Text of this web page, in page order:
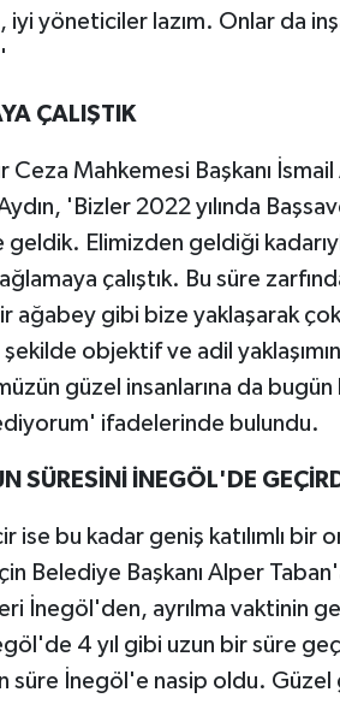
iyi yöneticiler lazım. Onlar da
ÇALIŞTIK
Ceza Mahkemesi Başkanı
'Bizler 2022 yılında
Elimizden geldiği
çalıştık. Bu süre
ağabey gibi bize yaklaşarak
şekilde objektif ve adil
güzel insanlarına da
ifadelerinde bulundu.
SÜRESİNİ İNEGÖL'DE
ise bu kadar geniş katılımlı bir
Belediye Başkanı Alper
İnegöl'den, ayrılma vaktinin
4 yıl gibi uzun bir süre
süre İnegöl'e nasip oldu.